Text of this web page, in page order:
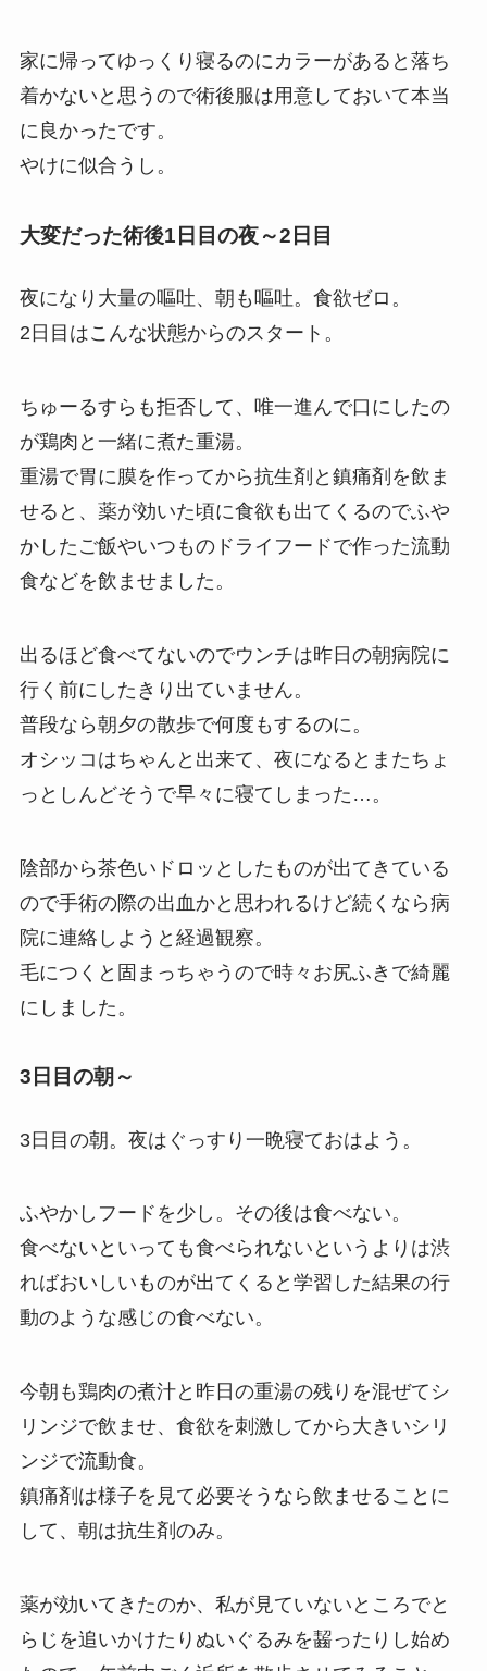
家に帰ってゆっくり寝るのにカラーがあると落ち
着かないと思うので術後服は用意しておいて本当
に良かったです。
やけに似合うし。
大変だった術後1日目の夜～2日目
夜になり大量の嘔吐、朝も嘔吐。食欲ゼロ。
2日目はこんな状態からのスタート。
ちゅーるすらも拒否して、唯一進んで口にしたの
が鶏肉と一緒に煮た重湯。
重湯で胃に膜を作ってから抗生剤と鎮痛剤を飲ま
せると、薬が効いた頃に食欲も出てくるのでふや
かしたご飯やいつものドライフードで作った流動
食などを飲ませました。
出るほど食べてないのでウンチは昨日の朝病院に
行く前にしたきり出ていません。
普段なら朝夕の散歩で何度もするのに。
オシッコはちゃんと出来て、夜になるとまたちょ
っとしんどそうで早々に寝てしまった…。
陰部から茶色いドロッとしたものが出てきている
ので手術の際の出血かと思われるけど続くなら病
院に連絡しようと経過観察。
毛につくと固まっちゃうので時々お尻ふきで綺麗
にしました。
3日目の朝～
3日目の朝。夜はぐっすり一晩寝ておはよう。
ふやかしフードを少し。その後は食べない。
食べないといっても食べられないというよりは渋
ればおいしいものが出てくると学習した結果の行
動のような感じの食べない。
今朝も鶏肉の煮汁と昨日の重湯の残りを混ぜてシ
リンジで飲ませ、食欲を刺激してから大きいシリ
ンジで流動食。
鎮痛剤は様子を見て必要そうなら飲ませることに
して、朝は抗生剤のみ。
薬が効いてきたのか、私が見ていないところでと
らじを追いかけたりぬいぐるみを齧ったりし始め